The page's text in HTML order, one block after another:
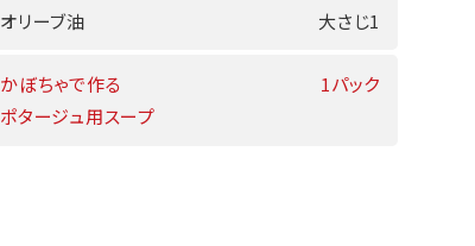
オリーブ油 大さじ1
かぼちゃで作る
ポタージュ用スープ
1パック